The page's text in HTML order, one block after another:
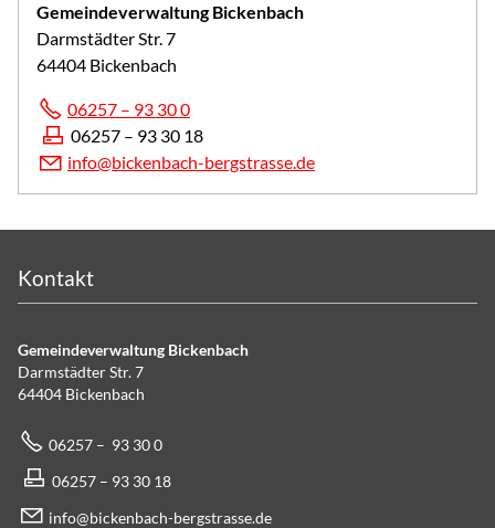
Gemeindeverwaltung Bickenbach
Darmstädter Str. 7
64404 Bickenbach
06257 – 93 30 0
06257 – 93 30 18
info@bickenbach-bergstrasse.de
Kontakt
Gemeindeverwaltung Bickenbach
Darmstädter Str. 7
64404 Bickenbach
06257 – 93 30 0
06257 – 93 30 18
info@bickenbach-bergstrasse.de